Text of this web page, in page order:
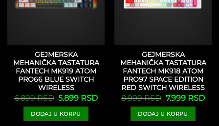
GEJMERSKA
MEHANIČKA TASTATURA
FANTECH MK919 ATOM
PRO66 BLUE SWITCH
WIRELESS
6.899RSD Originalna
cena
je
bila:
6.899 RSD.
5.899 RSDTrenutna
DODAJ U KORPU
GEJMERSKA
MEHANIČKA TASTATURA
FANTECH MK918 ATOM
PRO97 SPACE EDITION
RED SWITCH WIRELESS
8.999RSD Originalna
cena
je
bila:
8.999 RSD.
7.999 RSD
DODAJ U KORPU